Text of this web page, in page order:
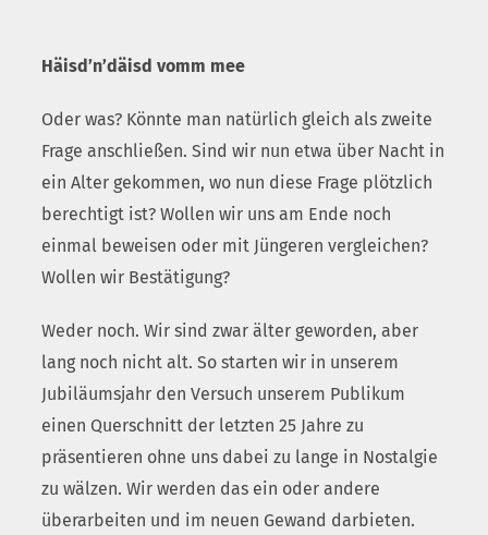
Häisd’n’däisd vomm mee
Oder was? Könnte man natürlich gleich als zweite
Frage anschließen. Sind wir nun etwa über Nacht in
ein Alter gekommen, wo nun diese Frage plötzlich
berechtigt ist? Wollen wir uns am Ende noch
einmal beweisen oder mit Jüngeren vergleichen?
Wollen wir Bestätigung?
Weder noch. Wir sind zwar älter geworden, aber
lang noch nicht alt. So starten wir in unserem
Jubiläumsjahr den Versuch unserem Publikum
einen Querschnitt der letzten 25 Jahre zu
präsentieren ohne uns dabei zu lange in Nostalgie
zu wälzen. Wir werden das ein oder andere
überarbeiten und im neuen Gewand darbieten.